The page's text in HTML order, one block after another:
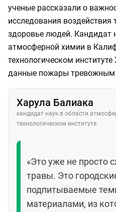
ученые рассказали о
исследования воздействия
здоровье людей. Кандидат
атмосферной химии в
технологическом
данные пожары тревожным
Харула Балиака
кандидат наук в области
технологическом институте
«Это уже не просто
травы. Это
подпитываемые
материалами, из